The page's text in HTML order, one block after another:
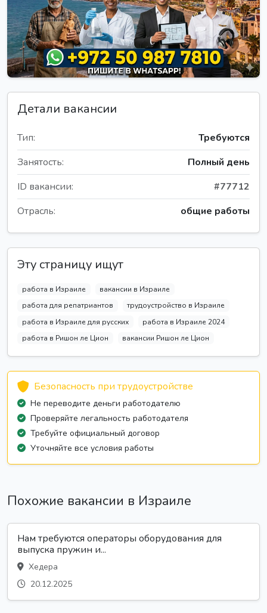
Детали вакансии
Тип:
Требуются
Занятость:
Полный день
ID вакансии:
#77712
Отрасль:
общие работы
Эту страницу ищут
работа в Израиле
вакансии в Израиле
работа для репатриантов
трудоустройство в Израиле
работа в Израиле для русских
работа в Израиле 2024
работа в Ришон ле Цион
вакансии Ришон ле Цион
Безопасность при трудоустройстве
Не переводите деньги работодателю
Проверяйте легальность работодателя
Требуйте официальный договор
Уточняйте все условия работы
Похожие вакансии в Израиле
Нам требуются операторы оборудования для
выпуска пружин и...
Хедера
20.12.2025